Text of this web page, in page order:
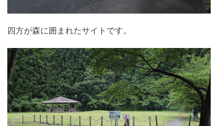
四方が森に囲まれたサイトです。